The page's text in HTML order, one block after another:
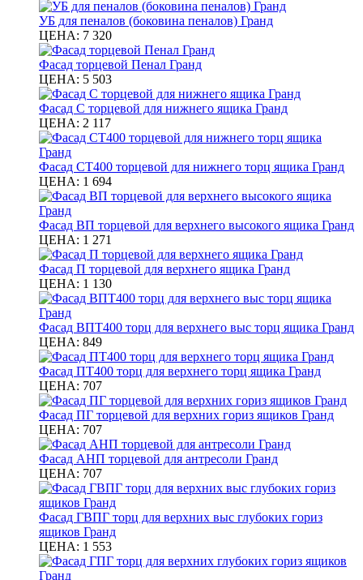
УБ для пеналов (боковина пеналов) Гранд
ЦЕНА: 7 320
Фасад торцевой Пенал Гранд
ЦЕНА: 5 503
Фасад С торцевой для нижнего ящика Гранд
ЦЕНА: 2 117
Фасад СТ400 торцевой для нижнего торц ящика Гранд
ЦЕНА: 1 694
Фасад ВП торцевой для верхнего высокого ящика Гранд
ЦЕНА: 1 271
Фасад П торцевой для верхнего ящика Гранд
ЦЕНА: 1 130
Фасад ВПТ400 торц для верхнего выс торц ящика Гранд
ЦЕНА: 849
Фасад ПТ400 торц для верхнего торц ящика Гранд
ЦЕНА: 707
Фасад ПГ торцевой для верхних гориз ящиков Гранд
ЦЕНА: 707
Фасад АНП торцевой для антресоли Гранд
ЦЕНА: 707
Фасад ГВПГ торц для верхних выс глубоких гориз
ящиков Гранд
ЦЕНА: 1 553